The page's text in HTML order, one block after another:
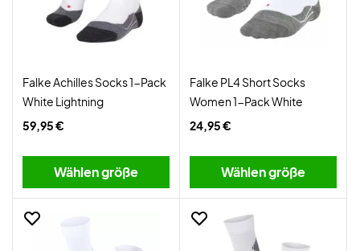
Falke Achilles Socks 1-Pack
White Lightning
59,95 €
Wählen größe
Falke PL4 Short Socks
Women 1-Pack White
24,95 €
Wählen größe